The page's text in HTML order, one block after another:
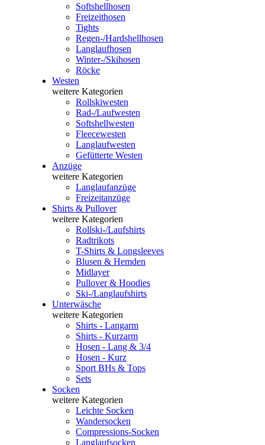
Softshellhosen
Freizeithosen
Tights
Regen-/Hardshellhosen
Langlaufhosen
Winter-/Skihosen
Röcke
Westen
weitere Kategorien
Rollskiwesten
Rad-/Laufwesten
Softshellwesten
Fleecewesten
Langlaufwesten
Gefütterte Westen
Anzüge
weitere Kategorien
Langlaufanzüge
Freizeitanzüge
Shirts & Pullover
weitere Kategorien
Rollski-/Laufshirts
Radtrikots
T-Shirts & Longsleeves
Blusen & Hemden
Midlayer
Pullover & Hoodies
Ski-/Langlaufshirts
Unterwäsche
weitere Kategorien
Shirts - Langarm
Shirts - Kurzarm
Hosen - Lang & 3/4
Hosen - Kurz
Sport BHs & Tops
Sets
Socken
weitere Kategorien
Leichte Socken
Wandersocken
Compressions-Socken
Langlaufsocken